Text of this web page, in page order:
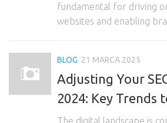
fundamental for driving
websites and enabling
BLOG 21 MARCA 2025
Adjusting Your
2024: Key Trends
The digital landscape is